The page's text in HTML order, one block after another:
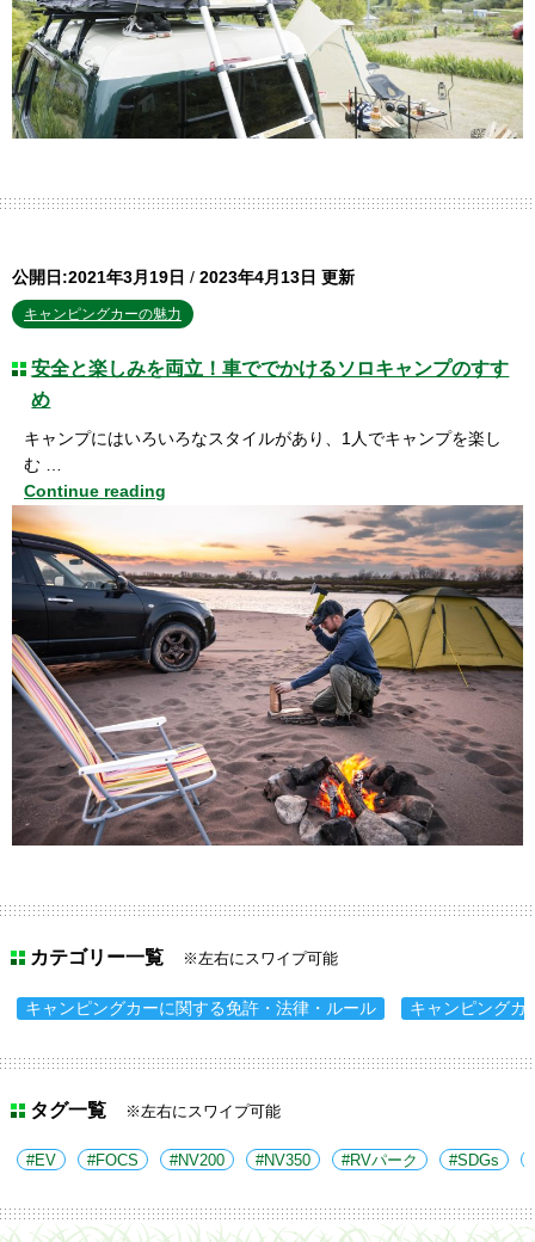
公開日:2021年3月19日 / 2023年4月13日 更新
キャンピングカーの魅力
安全と楽しみを両立！車ででかけるソロキャンプのすす
め
キャンプにはいろいろなスタイルがあり、1人でキャンプを楽し
む …
Continue reading
カテゴリー一覧 ※左右にスワイプ可能
キャンピングカーに関する免許・法律・ルール キャンピングカ
タグ一覧 ※左右にスワイプ可能
EV FOCS NV200 NV350 RVパーク SDGs